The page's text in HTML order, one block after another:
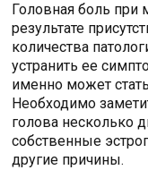
Головная боль при
результате
количества
устранить ее
именно может
Необходимо
голова несколько
собственные
другие причины.